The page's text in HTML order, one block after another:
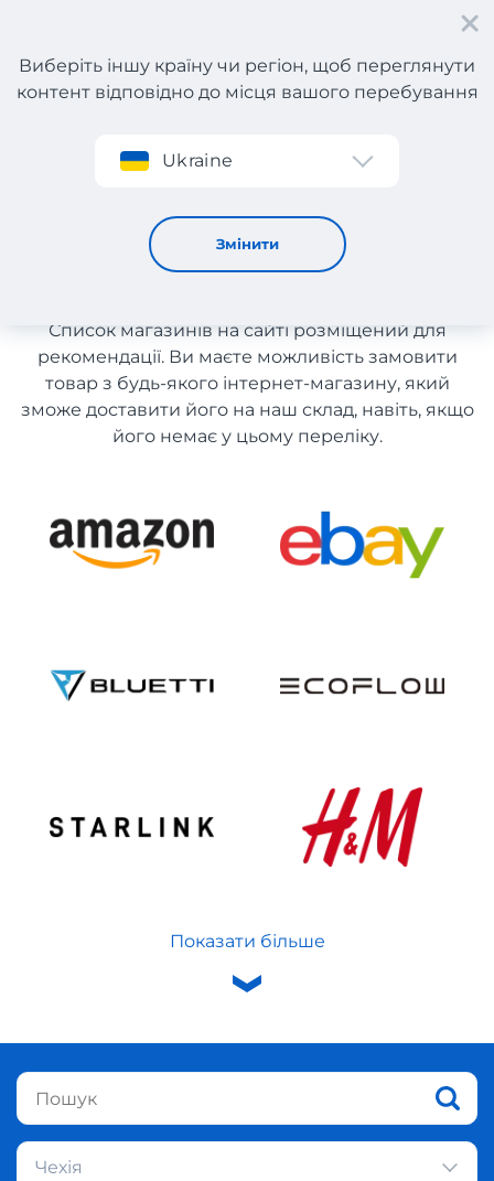
Реєстрація
Виберіть іншу країну чи регіон, щоб переглянути
контент відповідно до місця вашого перебування
Ukraine
Змінити
Одяг, взуття та аксесуари з Чехії з доставкою в Україну
Одяг, взуття та аксесуари з
Чехії з доставкою в Україну
Список магазинів на сайті розміщений для
рекомендації. Ви маєте можливість замовити
товар з будь-якого інтернет-магазину, який
зможе доставити його на наш склад, навіть, якщо
його немає у цьому переліку.
Показати більше
Чехія